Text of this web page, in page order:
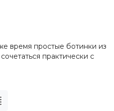
время простые ботинки из
практически с